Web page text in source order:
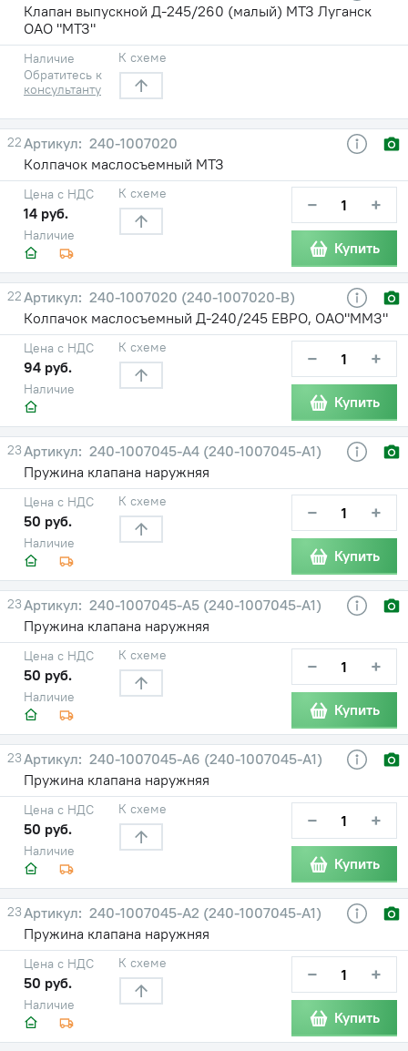
Клапан выпускной Д-245/260 (малый) МТЗ Луганск
ОАО "МТЗ"
Наличие
Обратитесь к
консультанту
К схеме
22
240-1007020
Колпачок маслосъемный МТЗ
Наличие
Цена с НДС
14 руб.
К схеме − +
Купить
22
240-1007020 (240-1007020-В)
Колпачок маслосъемный Д-240/245 ЕВРО, ОАО"ММЗ"
Наличие
Цена с НДС
94 руб.
К схеме − +
Купить
23
240-1007045-А4 (240-1007045-А1)
Пружина клапана наружняя
Наличие
Цена с НДС
50 руб.
К схеме − +
Купить
23
240-1007045-А5 (240-1007045-А1)
Пружина клапана наружняя
Наличие
Цена с НДС
50 руб.
К схеме − +
Купить
23
240-1007045-А6 (240-1007045-А1)
Пружина клапана наружняя
Наличие
Цена с НДС
50 руб.
К схеме − +
Купить
23
240-1007045-А2 (240-1007045-А1)
Пружина клапана наружняя
Наличие
Цена с НДС
50 руб.
К схеме − +
Купить